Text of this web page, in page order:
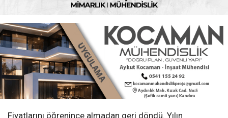
Fiyatlarını öğrenince almadan geri döndü. Yılın